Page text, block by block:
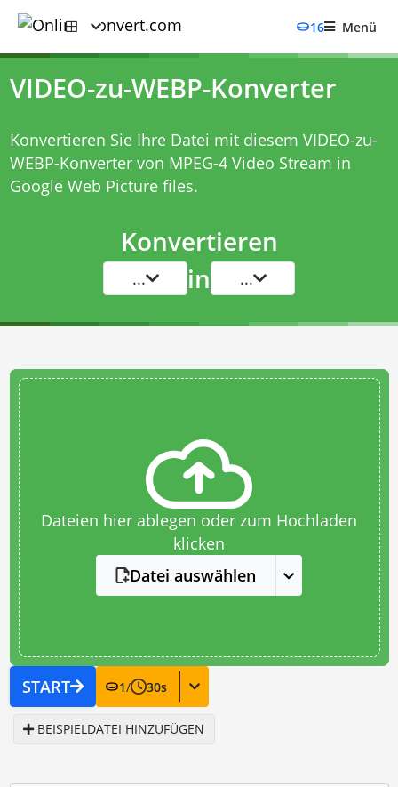
16 Menü
VIDEO-zu-WEBP-Konverter
Konvertieren Sie Ihre Datei mit diesem VIDEO-zu-
WEBP-Konvertervon MPEG-4 Video Stream in
Google Web Picture files.
Konvertieren
... in ...
Dateien hier ablegen oder zum Hochladen
klicken
Datei auswählen
START 1/ 30s
BEISPIELDATEI HINZUFÜGEN